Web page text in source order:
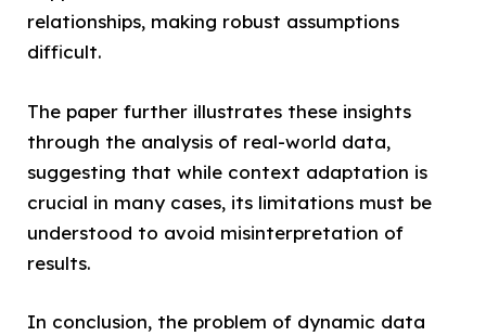
relationships, making robust assumptions
difficult.
The paper further illustrates these insights
through the analysis of real-world data,
suggesting that while context adaptation is
crucial in many cases, its limitations must be
understood to avoid misinterpretation of
results.
In conclusion, the problem of dynamic data